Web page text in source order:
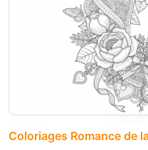
Coloriages Romance de